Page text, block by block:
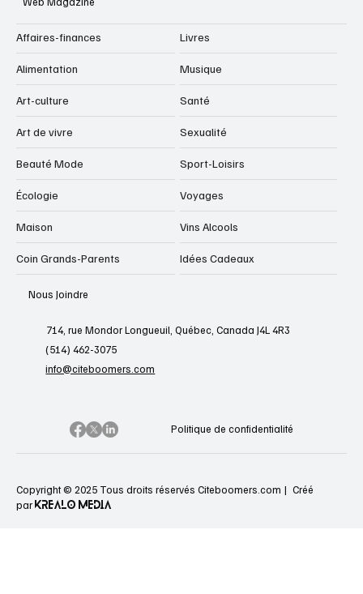
Affaires-finances
Alimentation
Art-culture
Art de vivre
Beauté Mode
Écologie
Maison
Coin Grands-Parents
Livres
Musique
Santé
Sexualité
Sport-Loisirs
Voyages
Vins Alcools
Idées Cadeaux
Nous Joindre
714, rue Mondor Longueuil, Québec, Canada J4L 4R3
(514) 462-3075
info@citeboomers.com
Politique de confidentialité
Copyright © 2025 Tous droits réservés Citeboomers.com | Créé
par KREALO MEDIA